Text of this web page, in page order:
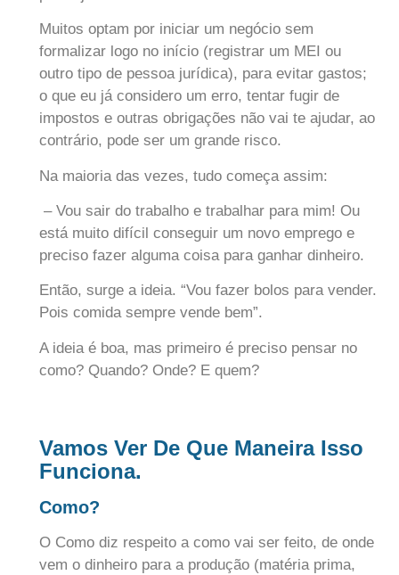
Muitos optam por iniciar um negócio sem
formalizar logo no início (registrar um MEI ou
outro tipo de pessoa jurídica), para evitar gastos;
o que eu já considero um erro, tentar fugir de
impostos e outras obrigações não vai te ajudar, ao
contrário, pode ser um grande risco.
Na maioria das vezes, tudo começa assim:
– Vou sair do trabalho e trabalhar para mim! Ou
está muito difícil conseguir um novo emprego e
preciso fazer alguma coisa para ganhar dinheiro.
Então, surge a ideia. “Vou fazer bolos para vender.
Pois comida sempre vende bem”.
A ideia é boa, mas primeiro é preciso pensar no
como? Quando? Onde? E quem?
Vamos Ver De Que Maneira Isso
Funciona.
Como?
O Como diz respeito a como vai ser feito, de onde
vem o dinheiro para a produção (matéria prima,